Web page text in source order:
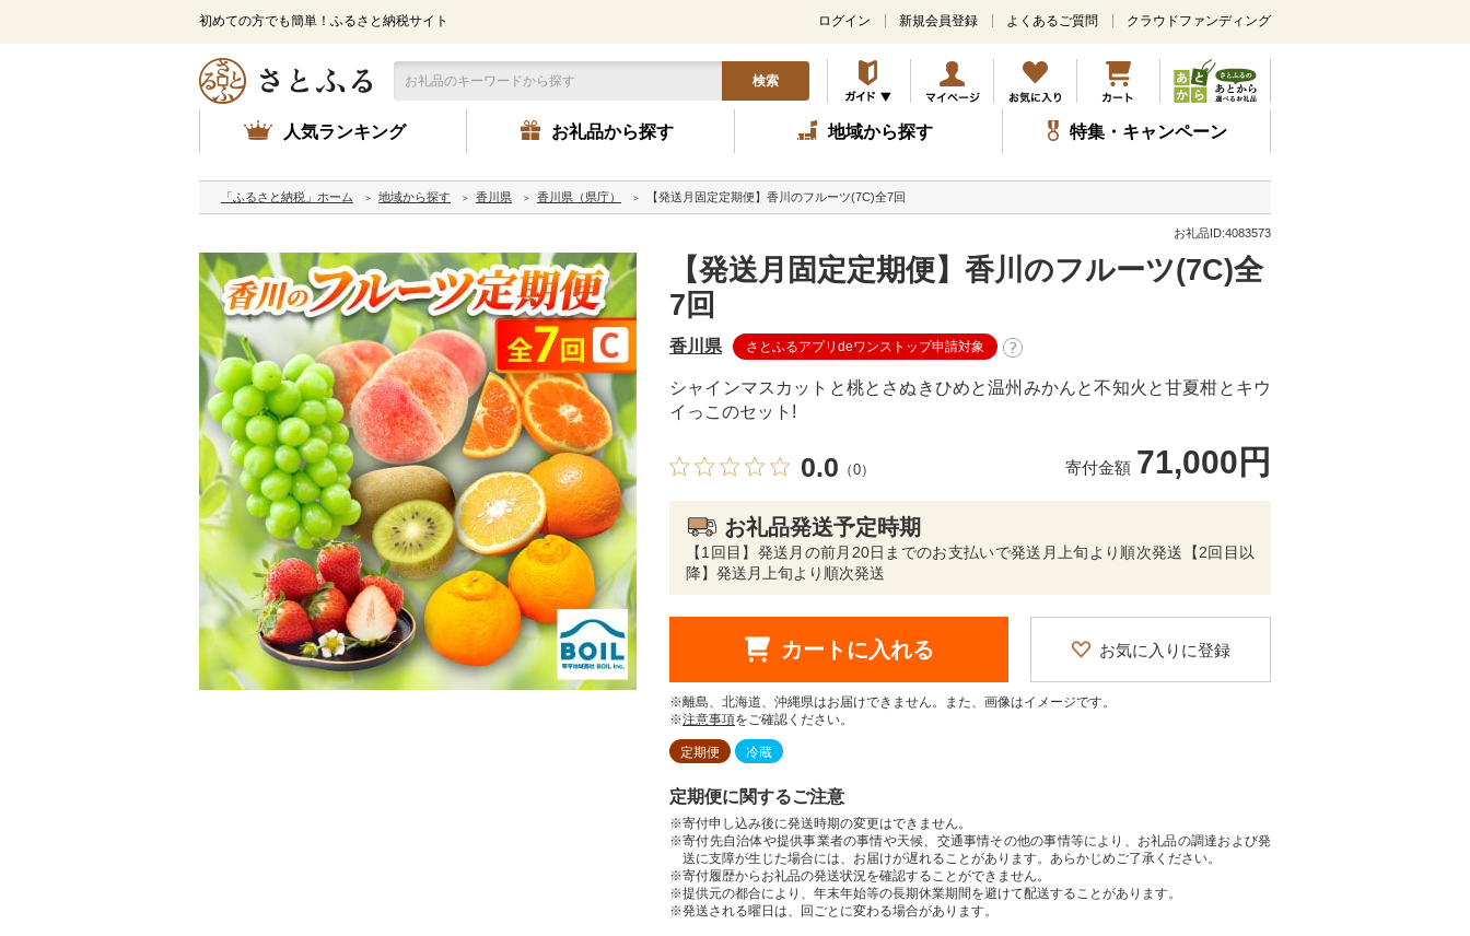
初めての方でも簡単！ふるさと納税サイト
メ
ン
コ
ン
テ
ツ
ッ
ログイン 新規会員登録 よくあるご質問 クラウドファンディング
検索
人気ランキング お礼品から探す 地域から探す 特集・キャンペーン
「ふるさと納税」ホーム 地域から探す 香川県 香川県（県庁） 【発送月固定定期便】香川のフルーツ(7C)全7回
お礼品ID:4083573
【発送月固定定期便】香川のフルーツ(7C)全
7回
香川県 さとふるアプリdeワンストップ申請対象
シャインマスカットと桃とさぬきひめと温州みかんと不知火と甘夏柑とキウ
イっこのセット!
0.0 （0） 寄付金額 71,000円
お礼品発送予定時期
【1回目】発送月の前月20日までのお支払いで発送月上旬より順次発送【2回目以
降】発送月上旬より順次発送
カートに入れる お気に入りに登録
※離島、北海道、沖縄県はお届けできません。また、画像はイメージです。
※注意事項をご確認ください。
定期便 冷蔵
定期便に関するご注意
※寄付申し込み後に発送時期の変更はできません。
※寄付先自治体や提供事業者の事情や天候、交通事情その他の事情等により、お礼品の調達および発
送に支障が生じた場合には、お届けが遅れることがあります。あらかじめご了承ください。
※寄付履歴からお礼品の発送状況を確認することができません。
※提供元の都合により、年末年始等の長期休業期間を避けて配送することがあります。
※発送される曜日は、回ごとに変わる場合があります。